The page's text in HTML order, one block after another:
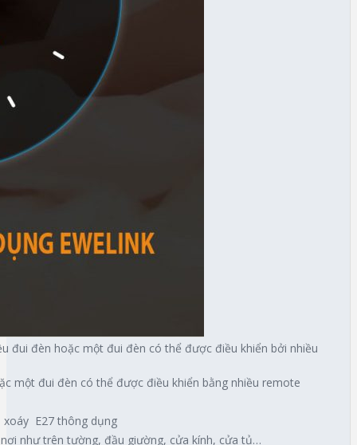
đui đèn hoặc một đui đèn có thể được điều khiển bởi nhiều
một đui đèn có thể được điều khiển bằng nhiều remote
E27 thông dụng
như trên tường, đầu giường, cửa kính, cửa tủ…